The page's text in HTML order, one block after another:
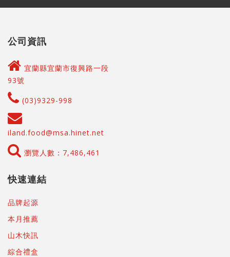
公司資訊
宜蘭縣宜蘭市復興路一段
93號
(03)9329-998
iland.food@msa.hinet.net
瀏覽人數：7,486,461
快速連結
品牌起源
本月推薦
山木快訊
綜合禮盒